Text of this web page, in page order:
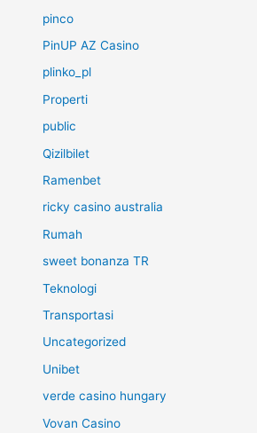
pinco
PinUP AZ Casino
plinko_pl
Properti
public
Qizilbilet
Ramenbet
ricky casino australia
Rumah
sweet bonanza TR
Teknologi
Transportasi
Uncategorized
Unibet
verde casino hungary
Vovan Casino